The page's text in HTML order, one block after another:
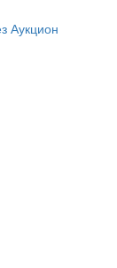
Аукцион